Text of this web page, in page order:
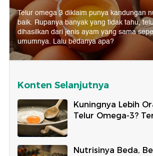
Telur omega 3 diklaim punya kandungan
baik. Rupanya banyak yang tidak tahu,
dihasilkan dari jenis ayam yang sama
umumnya. Lalu bedanya apa?
Konten Selanjutnya
Kuningnya Lebih
Telur Omega-3?
Nutrisinya Beda,